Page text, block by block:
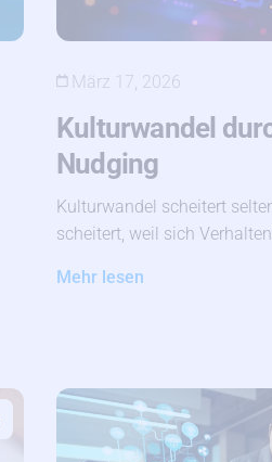
März 17, 2026
Kulturwandel
Nudging
Kulturwandel scheitert
scheitert, weil sich
Mehr lesen